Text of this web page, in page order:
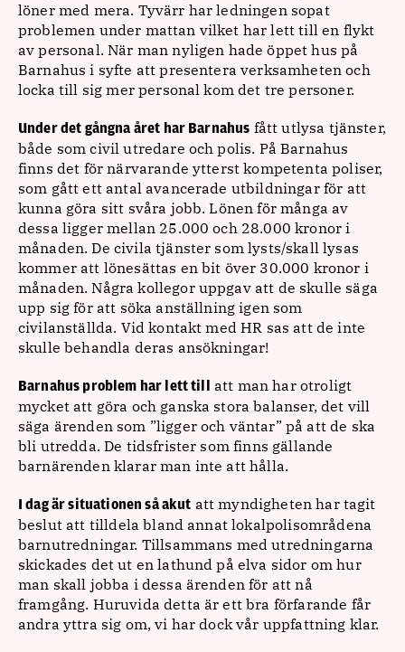
löner med mera. Tyvärr har ledningen sopat
problemen under mattan vilket har lett till en flykt
av personal. När man nyligen hade öppet hus på
Barnahus i syfte att presentera verksamheten och
locka till sig mer personal kom det tre personer.
Under det gångna året har Barnahus fått utlysa tjänster,
både som civil utredare och polis. På Barnahus
finns det för närvarande ytterst kompetenta poliser,
som gått ett antal avancerade utbildningar för att
kunna göra sitt svåra jobb. Lönen för många av
dessa ligger mellan 25.000 och 28.000 kronor i
månaden. De civila tjänster som lysts/skall lysas
kommer att lönesättas en bit över 30.000 kronor i
månaden. Några kollegor uppgav att de skulle säga
upp sig för att söka anställning igen som
civilanställda. Vid kontakt med HR sas att de inte
skulle behandla deras ansökningar!
Barnahus problem har lett till
att man har otroligt
mycket att göra och ganska stora balanser, det vill
säga ärenden som ”ligger och väntar” på att de ska
bli utredda. De tidsfrister som finns gällande
barnärenden klarar man inte att hålla.
I dag är situationen så akut att myndigheten har tagit
beslut att tilldela bland annat lokalpolisområdena
barnutredningar. Tillsammans med utredningarna
skickades det ut en lathund på elva sidor om hur
man skall jobba i dessa ärenden för att nå
framgång. Huruvida detta är ett bra förfarande får
andra yttra sig om, vi har dock vår uppfattning klar.